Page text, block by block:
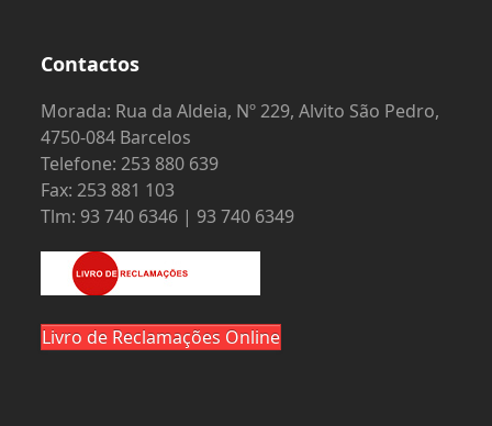
Contactos
Morada: Rua da Aldeia, Nº 229, Alvito São Pedro,
4750-084 Barcelos
Telefone: 253 880 639
Fax: 253 881 103
Tlm: 93 740 6346 | 93 740 6349
Livro de Reclamações Online